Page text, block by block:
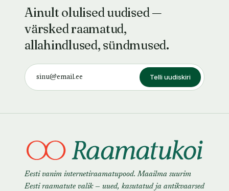
Ainult olulised uudised —
värsked raamatud,
allahindlused, sündmused.
Telli uudiskiri
Eesti vanim internetiraamatupood. Maailma suurim
Eesti raamatute valik — uued, kasutatud ja antikvaarsed